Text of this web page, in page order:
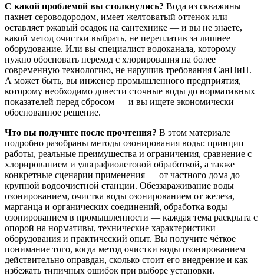
С какой проблемой вы столкнулись? Вода из скважины
пахнет сероводородом, имеет желтоватый оттенок или
оставляет ржавый осадок на сантехнике — и вы не знаете,
какой метод очистки выбрать, не переплатив за лишнее
оборудование. Или вы специалист водоканала, которому
нужно обосновать переход с хлорирования на более
современную технологию, не нарушив требования СанПиН.
А может быть, вы инженер промышленного предприятия,
которому необходимо довести сточные воды до нормативных
показателей перед сбросом — и вы ищете экономически
обоснованное решение.
Что вы получите после прочтения? В этом материале
подробно разобраны методы озонирования воды: принцип
работы, реальные преимущества и ограничения, сравнение с
хлорированием и ультрафиолетовой обработкой, а также
конкретные сценарии применения — от частного дома до
крупной водоочистной станции. Обеззараживание воды
озонированием, очистка воды озонированием от железа,
марганца и органических соединений, обработка воды
озонированием в промышленности — каждая тема раскрыта с
опорой на нормативы, технические характеристики
оборудования и практический опыт. Вы получите чёткое
понимание того, когда метод очистки воды озонированием
действительно оправдан, сколько стоит его внедрение и как
избежать типичных ошибок при выборе установки.